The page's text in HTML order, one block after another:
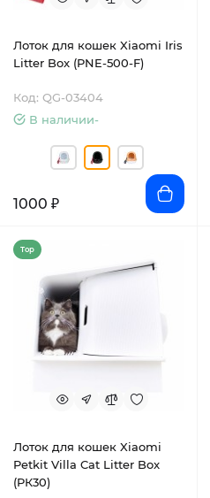
Лоток для кошек Xiaomi Iris
Litter Box (PNE-500-F)
Код: QG-03404
В наличии-
1000 ₽
Top
Лоток для кошек Xiaomi
Petkit Villa Cat Litter Box
(PК30)